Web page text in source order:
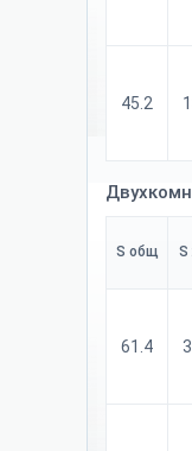
45.2
S общ S
61.4